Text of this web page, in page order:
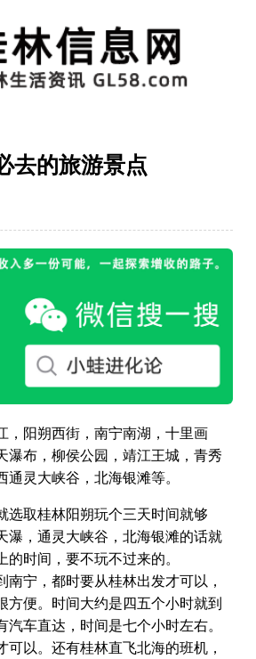
去的旅游景点
，阳朔西街，南宁南湖，十里画
瀑布，柳侯公园，靖江王城，青秀
灵大峡谷，北海银滩等。
选取桂林阳朔玩个三天时间就够
瀑，通灵大峡谷，北海银滩的话就
时间，要不玩不过来的。
南宁，都时要从桂林出发才可以，
方便。时间大约是四五个小时就到
汽车直达，时间是七个小时左右。
可以。还有桂林直飞北海的班机，